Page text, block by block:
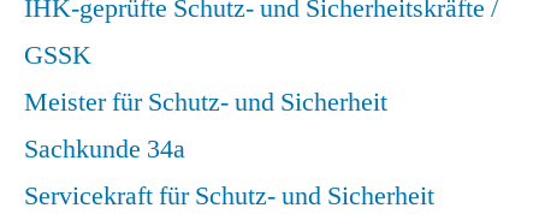
IHK-geprüfte Schutz- und Sicherheitskräfte /
GSSK
Meister für Schutz- und Sicherheit
Sachkunde 34a
Servicekraft für Schutz- und Sicherheit